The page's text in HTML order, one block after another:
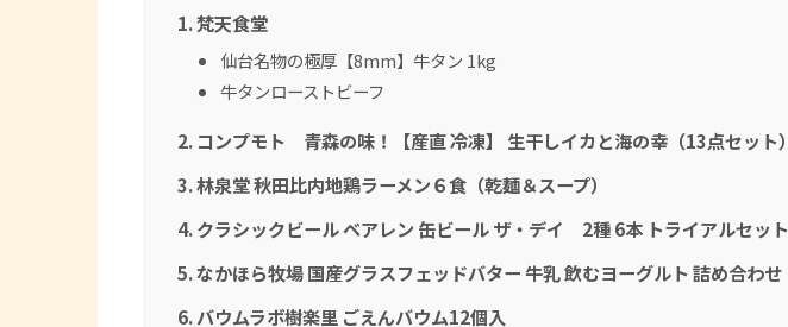
梵天食堂
仙台名物の極厚【8mm】牛タン 1kg
牛タンローストビーフ
コンプモト 青森の味！【産直 冷凍】 生干しイカと海の幸（13点セット）
林泉堂 秋田比内地鶏ラーメン６食（乾麺＆スープ）
クラシックビール ベアレン 缶ビール ザ・デイ 2種 6本 トライアルセット
なかほら牧場 国産グラスフェッドバター 牛乳 飲むヨーグルト 詰め合わせ
バウムラボ樹楽里 ごえんバウム12個入